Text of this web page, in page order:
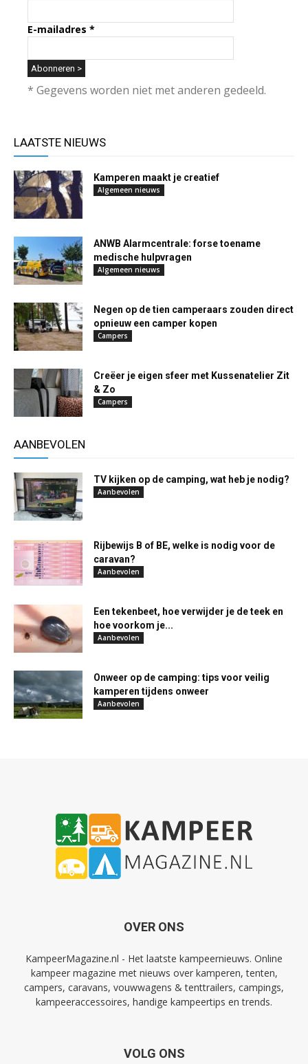
E-mailadres *
* Gegevens worden niet met anderen gedeeld.
LAATSTE NIEUWS
Kamperen maakt je creatief
Algemeen nieuws
ANWB Alarmcentrale: forse toename
medische hulpvragen
Algemeen nieuws
Negen op de tien camperaars zouden direct
opnieuw een camper kopen
Campers
Creëer je eigen sfeer met Kussenatelier Zit
& Zo
Campers
AANBEVOLEN
TV kijken op de camping, wat heb je nodig?
Aanbevolen
Rijbewijs B of BE, welke is nodig voor de
caravan?
Aanbevolen
Een tekenbeet, hoe verwijder je de teek en
hoe voorkom je...
Aanbevolen
Onweer op de camping: tips voor veilig
kamperen tijdens onweer
Aanbevolen
OVER ONS
KampeerMagazine.nl - Het laatste kampeernieuws. Online
kampeer magazine met nieuws over kamperen, tenten,
campers, caravans, vouwwagens & tenttrailers, campings,
kampeeraccessoires, handige kampeertips en trends.
VOLG ONS